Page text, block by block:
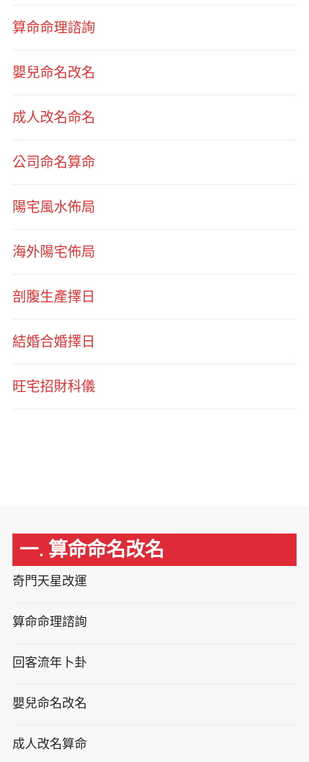
算命命理諮詢
嬰兒命名改名
成人改名命名
公司命名算命
陽宅風水佈局
海外陽宅佈局
剖腹生產擇日
結婚合婚擇日
旺宅招財科儀
一. 算命命名改名
奇門天星改運
算命命理諮詢
回客流年卜卦
嬰兒命名改名
成人改名算命